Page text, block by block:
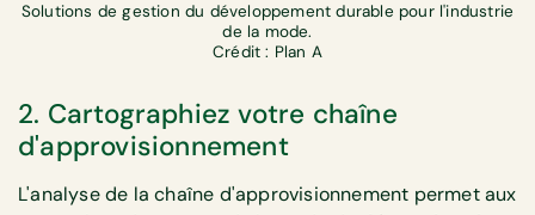
Solutions de gestion du développement durable pour l'industrie
de la mode.
Crédit : Plan A
2. Cartographiez votre chaîne
d'approvisionnement
L'analyse de la chaîne d'approvisionnement permet aux